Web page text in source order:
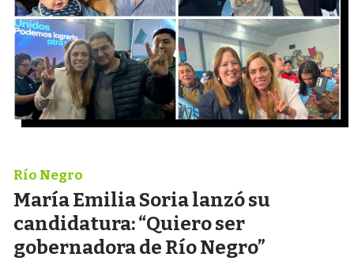
María Emilia Soria lanzó su
candidatura: “Quiero ser
gobernadora de Río Negro”
Río Negro